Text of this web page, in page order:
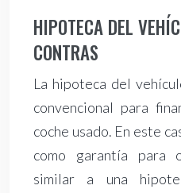
HIPOTECA DEL
CONTRAS
La hipoteca del
convencional para
coche usado. En este
como garantía para
similar a una